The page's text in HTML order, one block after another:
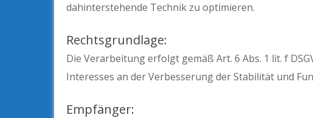
dahinterstehende Technik zu optimieren.
Rechtsgrundlage:
Die Verarbeitung erfolgt gemäß Art. 6 Abs. 1 lit. f
Interesses an der Verbesserung der Stabilität und
Empfänger: